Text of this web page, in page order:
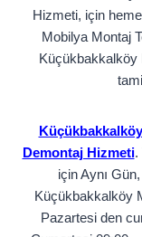
Hizmeti, için
Mobilya Montaj
Küçükbakkalköy
Demontaj Hizmeti.
için Aynı
Küçükbakkalköy
Pazartesi den